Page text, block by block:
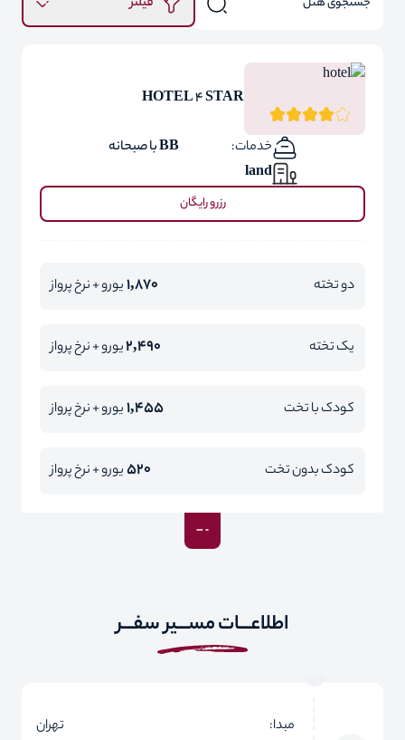
HOTEL 4 STAR
خدمات:
BB با صبحانه
land
رزرو رایگان
دو تخته 1,870یورو + نرخ پرواز
یک تخته 2,490یورو + نرخ پرواز
کودک با تخت 1,455یورو + نرخ پرواز
کودک بدون تخت 520یورو + نرخ پرواز
اطلاعـــات مســـیر سفـــر
مبدا:
تهران